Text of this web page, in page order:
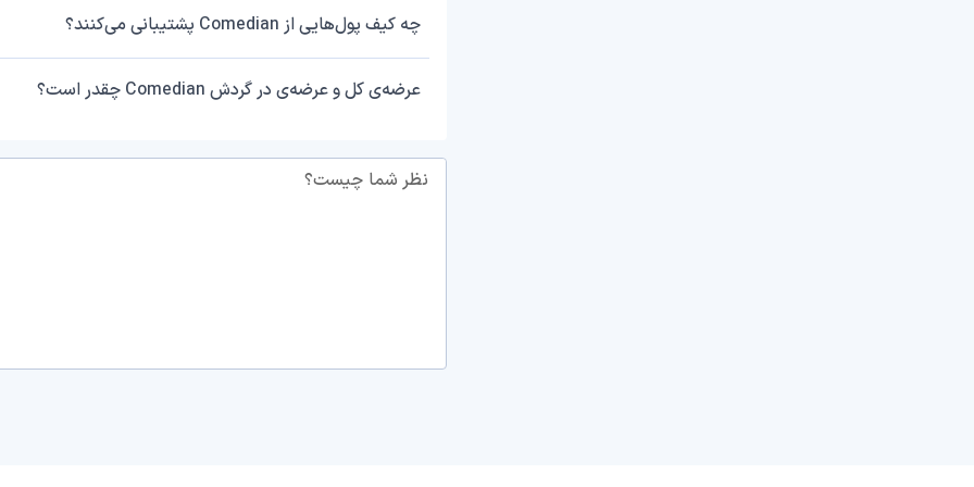
چه کیف پول‌هایی از Comedian پشتیبانی می‌کنند؟
عرضه‌ی کل و عرضه‌ی در گردش Comedian چقدر است؟
نظر شما چیست؟